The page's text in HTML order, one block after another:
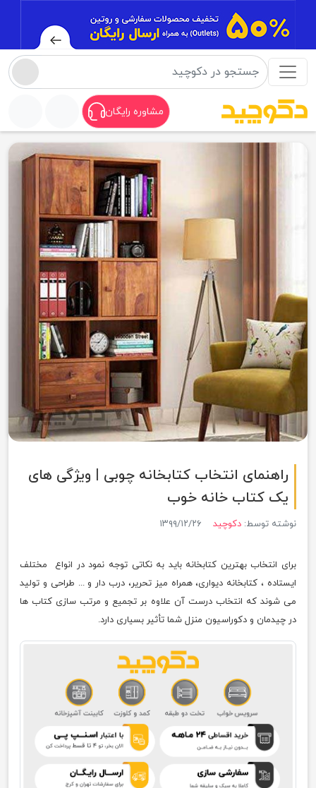
مشاوره رایگان
راهنمای انتخاب کتابخانه چوبی | ویژگی های
یک کتاب خانه خوب
نوشته توسط: دکوچید ۱۳۹۹/۱۲/۲۶
برای انتخاب بهترین کتابخانه باید به نکاتی توجه نمود در انواع مختلف
ایستاده ، کتابخانه دیواری، همراه میز تحریر، درب دار و ... طراحی و تولید
می شوند که انتخاب درست آن علاوه بر تجمیع و مرتب سازی کتاب ها
در چیدمان و دکوراسیون منزل شما تأثیر بسیاری دارد.